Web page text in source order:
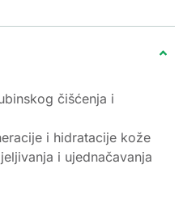
čišćenja i
i hidratacije kože
i ujednačavanja